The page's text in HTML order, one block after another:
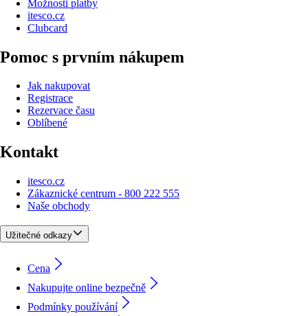
Možnosti platby
itesco.cz
Clubcard
Pomoc s prvním nákupem
Jak nakupovat
Registrace
Rezervace času
Oblíbené
Kontakt
itesco.cz
Zákaznické centrum - 800 222 555
Naše obchody
Užitečné odkazy
Cena
Nakupujte online bezpečně
Podmínky používání